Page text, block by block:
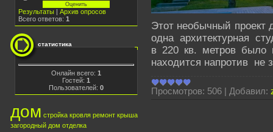
Результаты | Архив опросов
Всего ответов: 1
статистика
Онлайн всего: 1
Гостей: 1
Пользователей: 0
дом стройка кровля ремонт крыша
загородный дом отделка
Этот необычный проект
одна архитектурная
в 220 кв. метров было
находится напротив не
Просмотров: 506 Добавил: